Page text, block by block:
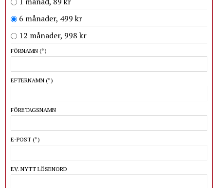
6 månader, 499 kr
12 månader, 998 kr
FÖRNAMN (*)
EFTERNAMN (*)
FÖRETAGSNAMN
E-POST (*)
EV. NYTT LÖSENORD